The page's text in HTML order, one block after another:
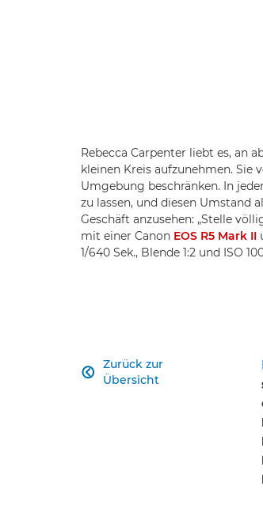
Rebecca Carpenter liebt es, an
kleinen Kreis aufzunehmen. Sie
Umgebung beschränken. In
zu lassen, und diesen Umstand
Geschäft anzusehen: „Stelle
mit einer Canon EOS R5 Mark II
1/640 Sek., Blende 1:2 und ISO
Zurück zur
Übersicht
